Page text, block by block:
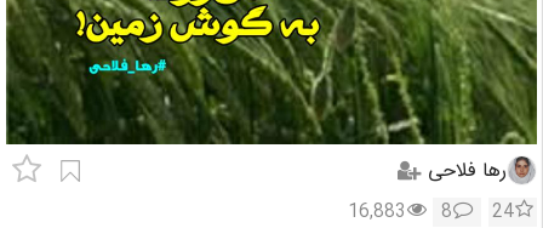
رها فلاحی
24
8
16,883